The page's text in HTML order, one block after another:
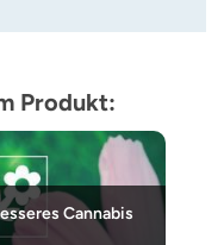
Produkt:
Cannabis